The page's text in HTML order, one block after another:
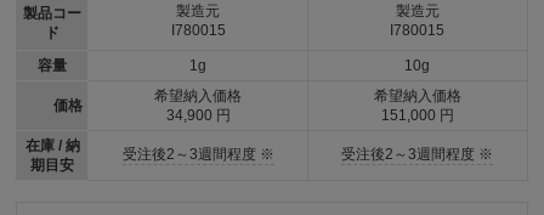
製品コー
ド
容量
価格
在庫 / 納
期目安
製造元
I780015
1g
希望納入価格
34,900 円
受注後2～3週間程度 ※
製造元
I780015
10g
希望納入価格
151,000 円
受注後2～3週間程度 ※